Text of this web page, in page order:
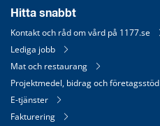
Hitta snabbt
Kontakt och råd om vård på 1177.se
Lediga jobb
Mat och restaurang
Projektmedel, bidrag och företagsstöd
E-tjänster
Fakturering